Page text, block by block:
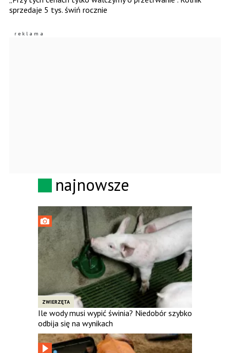
sprzedaje 5 tys. świń rocznie
najnowsze
ZWIERZĘTA
Ile wody musi wypić świnia? Niedobór szybko
odbija się na wynikach